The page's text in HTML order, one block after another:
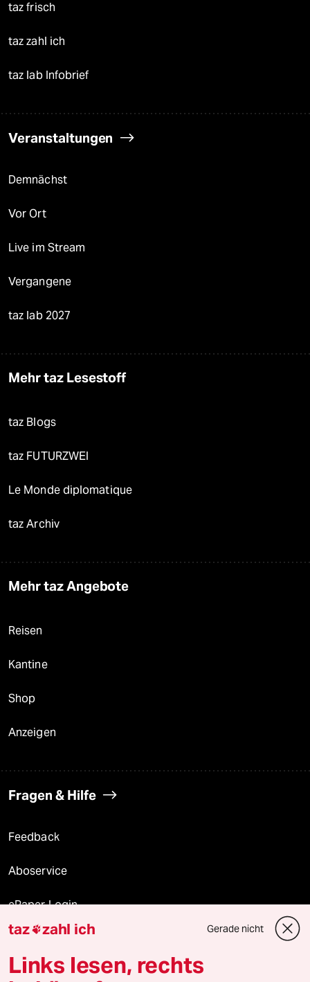
taz frisch
taz zahl ich
taz lab Infobrief
Veranstaltungen
Demnächst
Vor Ort
Live im Stream
Vergangene
taz lab 2027
Mehr taz Lesestoff
taz Blogs
taz FUTURZWEI
Le Monde diplomatique
taz Archiv
Mehr taz Angebote
Reisen
Kantine
Shop
Anzeigen
Fragen & Hilfe
Feedback
Aboservice
ePaper Login
Downloads für Abonnierende
taz zahl ich Gerade nicht
Links lesen, rechts